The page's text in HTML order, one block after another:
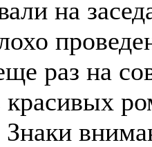
на
раз на
Знаки